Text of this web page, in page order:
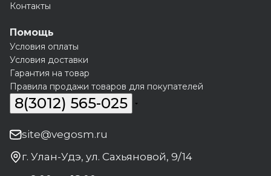
Контакты
Помощь
Условия оплаты
Условия доставки
Гарантия на товар
Правила продажи товаров для покупателей
8(3012) 565-025
site@vegosm.ru
г. Улан-Удэ, ул. Сахьяновой, 9/14